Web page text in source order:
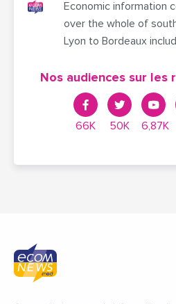
Economic information
over the whole of
Lyon to Bordeaux
Nos audiences sur les
66K 50K 6,87K